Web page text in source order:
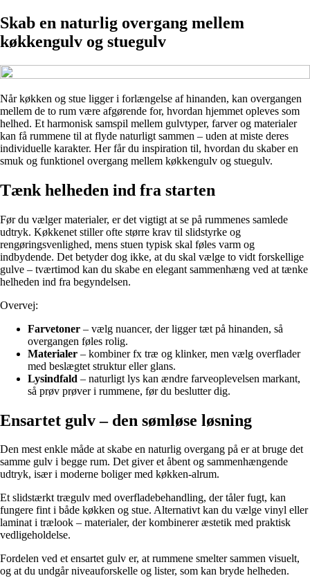
Skab en naturlig overgang mellem
køkkengulv og stuegulv
Når køkken og stue ligger i forlængelse af hinanden, kan overgangen
mellem de to rum være afgørende for, hvordan hjemmet opleves som
helhed. Et harmonisk samspil mellem gulvtyper, farver og materialer
kan få rummene til at flyde naturligt sammen – uden at miste deres
individuelle karakter. Her får du inspiration til, hvordan du skaber en
smuk og funktionel overgang mellem køkkengulv og stuegulv.
Tænk helheden ind fra starten
Før du vælger materialer, er det vigtigt at se på rummenes samlede
udtryk. Køkkenet stiller ofte større krav til slidstyrke og
rengøringsvenlighed, mens stuen typisk skal føles varm og
indbydende. Det betyder dog ikke, at du skal vælge to vidt forskellige
gulve – tværtimod kan du skabe en elegant sammenhæng ved at tænke
helheden ind fra begyndelsen.
Overvej:
Farvetoner – vælg nuancer, der ligger tæt på hinanden, så
overgangen føles rolig.
Materialer – kombiner fx træ og klinker, men vælg overflader
med beslægtet struktur eller glans.
Lysindfald – naturligt lys kan ændre farveoplevelsen markant,
så prøv prøver i rummene, før du beslutter dig.
Ensartet gulv – den sømløse løsning
Den mest enkle måde at skabe en naturlig overgang på er at bruge det
samme gulv i begge rum. Det giver et åbent og sammenhængende
udtryk, især i moderne boliger med køkken-alrum.
Et slidstærkt trægulv med overfladebehandling, der tåler fugt, kan
fungere fint i både køkken og stue. Alternativt kan du vælge vinyl eller
laminat i trælook – materialer, der kombinerer æstetik med praktisk
vedligeholdelse.
Fordelen ved et ensartet gulv er, at rummene smelter sammen visuelt,
og at du undgår niveauforskelle og lister, som kan bryde helheden.